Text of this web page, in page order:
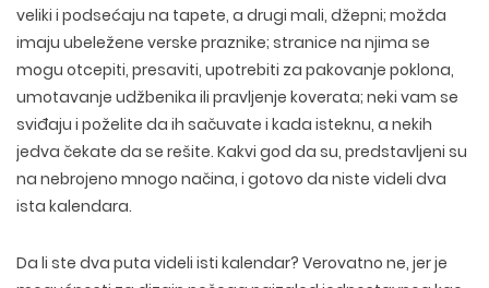
veliki i podsećaju na tapete, a drugi mali, džepni; možda
imaju ubeležene verske praznike; stranice na njima se
mogu otcepiti, presaviti, upotrebiti za pakovanje poklona,
umotavanje udžbenika ili pravljenje koverata; neki vam se
sviđaju i poželite da ih sačuvate i kada isteknu, a nekih
jedva čekate da se rešite. Kakvi god da su, predstavljeni su
na nebrojeno mnogo načina, i gotovo da niste videli dva
ista kalendara.
Da li ste dva puta videli isti kalendar? Verovatno ne, jer je